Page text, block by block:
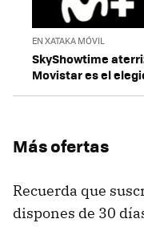
EN XATAKA MÓVIL
SkyShowtime
Movistar es el
Más ofertas
Recuerda que
dispones de 30